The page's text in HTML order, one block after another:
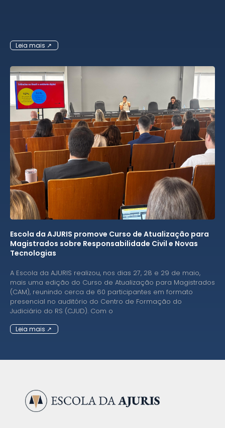
Leia mais ↗
Escola da AJURIS promove Curso de Atualização para
Magistrados sobre Responsabilidade Civil e Novas
Tecnologias
A Escola da AJURIS realizou, nos dias 27, 28 e 29 de maio,
mais uma edição do Curso de Atualização para Magistrados
(CAM), reunindo cerca de 60 participantes em formato
presencial no auditório do Centro de Formação do
Judiciário do RS (CJUD). Com o
Leia mais ↗